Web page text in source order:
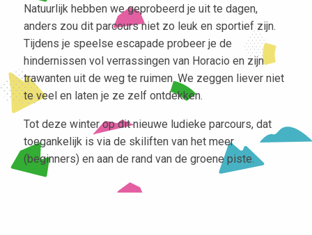
Natuurlijk hebben we geprobeerd je uit te dagen,
anders zou dit parcours niet zo leuk en sportief zijn.
Tijdens je speelse escapade probeer je de
hindernissen vol verrassingen van Horacio en zijn
trawanten uit de weg te ruimen. We zeggen liever niet
te veel en laten je ze zelf ontdekken.
Tot deze winterop dit nieuwe ludieke parcours, dat
toegankelijk is via de skiliften van het meer
(beginners) en aan de rand van de groene piste.